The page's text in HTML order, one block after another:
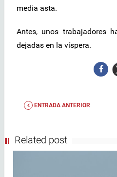
media asta.
Antes, unos trabajadores
dejadas en la víspera.
ENTRADA ANTERIOR
Related post